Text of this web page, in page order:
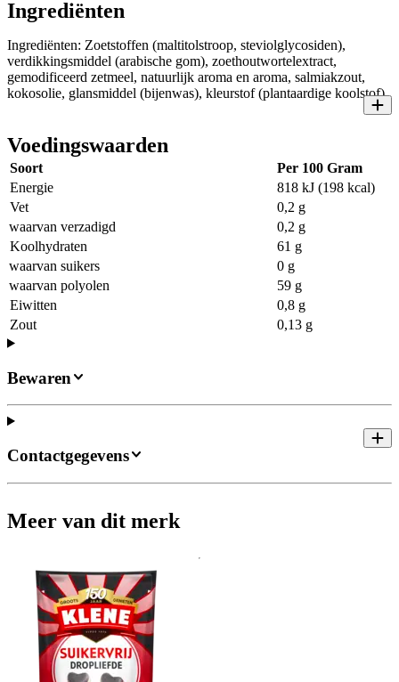
Ingrediënten
Ingrediënten: Zoetstoffen (maltitolstroop, steviolglycosiden),
verdikkingsmiddel (arabische gom), zoethoutwortelextract,
gemodificeerd zetmeel, natuurlijk aroma en aroma, salmiakzout,
kokosolie, glansmiddel (bijenwas), kleurstof (plantaardige koolstof)
Voedingswaarden
Soort
Per 100 Gram
Energie
818 kJ (198 kcal)
Vet
0,2 g
waarvan verzadigd
0,2 g
Koolhydraten
61 g
waarvan suikers
0 g
waarvan polyolen
59 g
Eiwitten
0,8 g
Zout
0,13 g
Bewaren
Contactgegevens
Meer van dit merk